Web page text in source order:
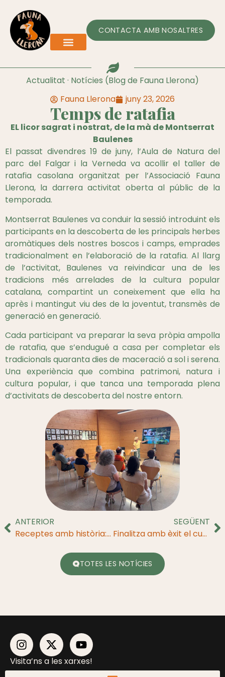
CONTACTA AMB NOSALTRES
Actualitat · Notícies (Blog de Fauna Llerona)
Fauna Llerona
juny 23, 2026
Temps de ratafia
EL licor sagrat i nostrat, de la mà de Montserrat
Baulenes
El passat divendres 19 de juny, l’Aula de Natura del
parc del Falgar i la Verneda va acollir el taller de
ratafia casolana organitzat per l’Associació Fauna
Llerona, la darrera activitat oberta al públic de la
temporada.
Montserrat Baulenes va conduir la sessió introduint els
participants en la descoberta de les principals herbes
aromàtiques dels nostres boscos i camps, emprades
tradicionalment en l’elaboració de la ratafia. Al llarg
de l’activitat, Baulenes va reivindicar una de les
tradicions més arrelades de la cultura popular
catalana, compartint un coneixement que ella ha
après i mantingut viu des de la joventut, transmès de
generació en generació.
Cada participant va preparar la seva pròpia ampolla
de ratafia, que s’endugué a casa per completar els
tradicionals quaranta dies de maceració a sol i serena.
Una experiència que combina patrimoni, natura i
cultura popular, i que tanca una temporada plena
d’activitats de descoberta del nostre entorn.
ANTERIOR
Receptes amb història: Taller de Ratafia Artesanal
SEGÜENT
Finalitza amb èxit el curs d’iniciació a la fotografia de fauna salvatge
TOTES LES NOTÍCIES
Visita’ns a les xarxes!